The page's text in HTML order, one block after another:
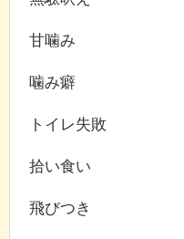
甘噛み
噛み癖
トイレ失敗
拾い食い
飛びつき